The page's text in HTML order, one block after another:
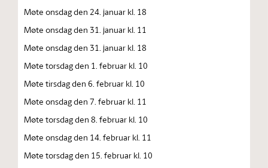
Møte onsdag den 24. januar kl. 18
Møte onsdag den 31. januar kl. 11
Møte onsdag den 31. januar kl. 18
Møte torsdag den 1. februar kl. 10
Møte tirsdag den 6. februar kl. 10
Møte onsdag den 7. februar kl. 11
Møte torsdag den 8. februar kl. 10
Møte onsdag den 14. februar kl. 11
Møte torsdag den 15. februar kl. 10